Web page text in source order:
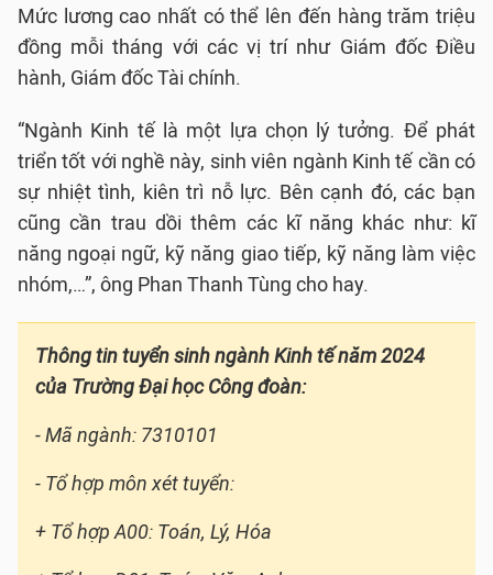
Mức lương cao nhất có thể lên đến hàng trăm triệu
đồng mỗi tháng với các vị trí như Giám đốc Điều
hành, Giám đốc Tài chính.
“Ngành Kinh tế là một lựa chọn lý tưởng. Để phát
triển tốt với nghề này, sinh viên ngành Kinh tế cần có
sự nhiệt tình, kiên trì nỗ lực. Bên cạnh đó, các bạn
cũng cần trau dồi thêm các kĩ năng khác như: kĩ
năng ngoại ngữ, kỹ năng giao tiếp, kỹ năng làm việc
nhóm,…”, ông Phan Thanh Tùng cho hay.
Thông tin tuyển sinh ngành Kinh tế năm 2024
của Trường Đại học Công đoàn:
- Mã ngành: 7310101
- Tổ hợp môn xét tuyển:
+ Tổ hợp A00: Toán, Lý, Hóa